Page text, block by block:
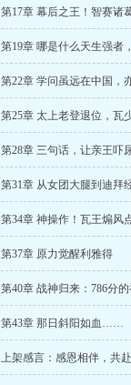
第17章 幕后之王！智赛诸
第19章 哪是什么天生强者
第22章 学问虽远在中国，
第25章 太上老登退位，瓦
第28章 三句话，让亲王吓
第31章 从女团大腿到迪拜
第34章 神操作！瓦王煽风
第37章 原力觉醒利雅得
第40章 战神归来：786分
第43章 那日斜阳如血……
上架感言：感恩相伴，共